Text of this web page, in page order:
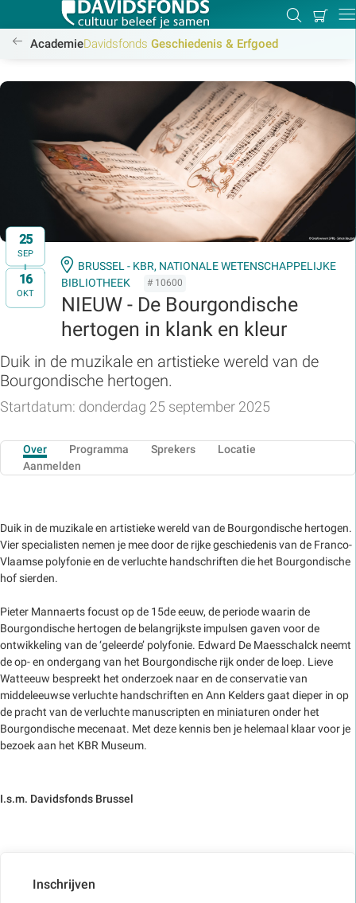
Zoeken
Mijn
/academie/geschiedenis-erfgoed/geschiedenis-erfgoed
AcademieDavidsfonds Geschiedenis & Erfgoed
25
SEP
t/m
16
OKT
BRUSSEL - KBR, NATIONALE WETENSCHAPPELIJKE
BIBLIOTHEEK
# 10600
NIEUW - De Bourgondische
hertogen in klank en kleur
Duik in de muzikale en artistieke wereld van de
Bourgondische hertogen.
Startdatum: donderdag 25 september 2025
Over Programma Sprekers
Locatie
Aanmelden
Duik in de muzikale en artistieke wereld van de Bourgondische hertogen.
Vier specialisten nemen je mee door de rijke geschiedenis van de Franco-
Vlaamse polyfonie en de verluchte handschriften die het Bourgondische
hof sierden.
Pieter Mannaerts focust op de 15de eeuw, de periode waarin de
Bourgondische hertogen de belangrijkste impulsen gaven voor de
ontwikkeling van de ‘geleerde’ polyfonie. Edward De Maesschalck neemt
de op- en ondergang van het Bourgondische rijk onder de loep. Lieve
Watteeuw bespreekt het onderzoek naar en de conservatie van
middeleeuwse verluchte handschriften en Ann Kelders gaat dieper in op
de pracht van de verluchte manuscripten en miniaturen onder het
Bourgondische mecenaat. Met deze kennis ben je helemaal klaar voor je
bezoek aan het KBR Museum.
I.s.m. Davidsfonds Brussel
Inschrijven
Zoeken